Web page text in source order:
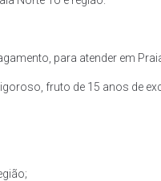
para atender em
fruto de 15 anos de